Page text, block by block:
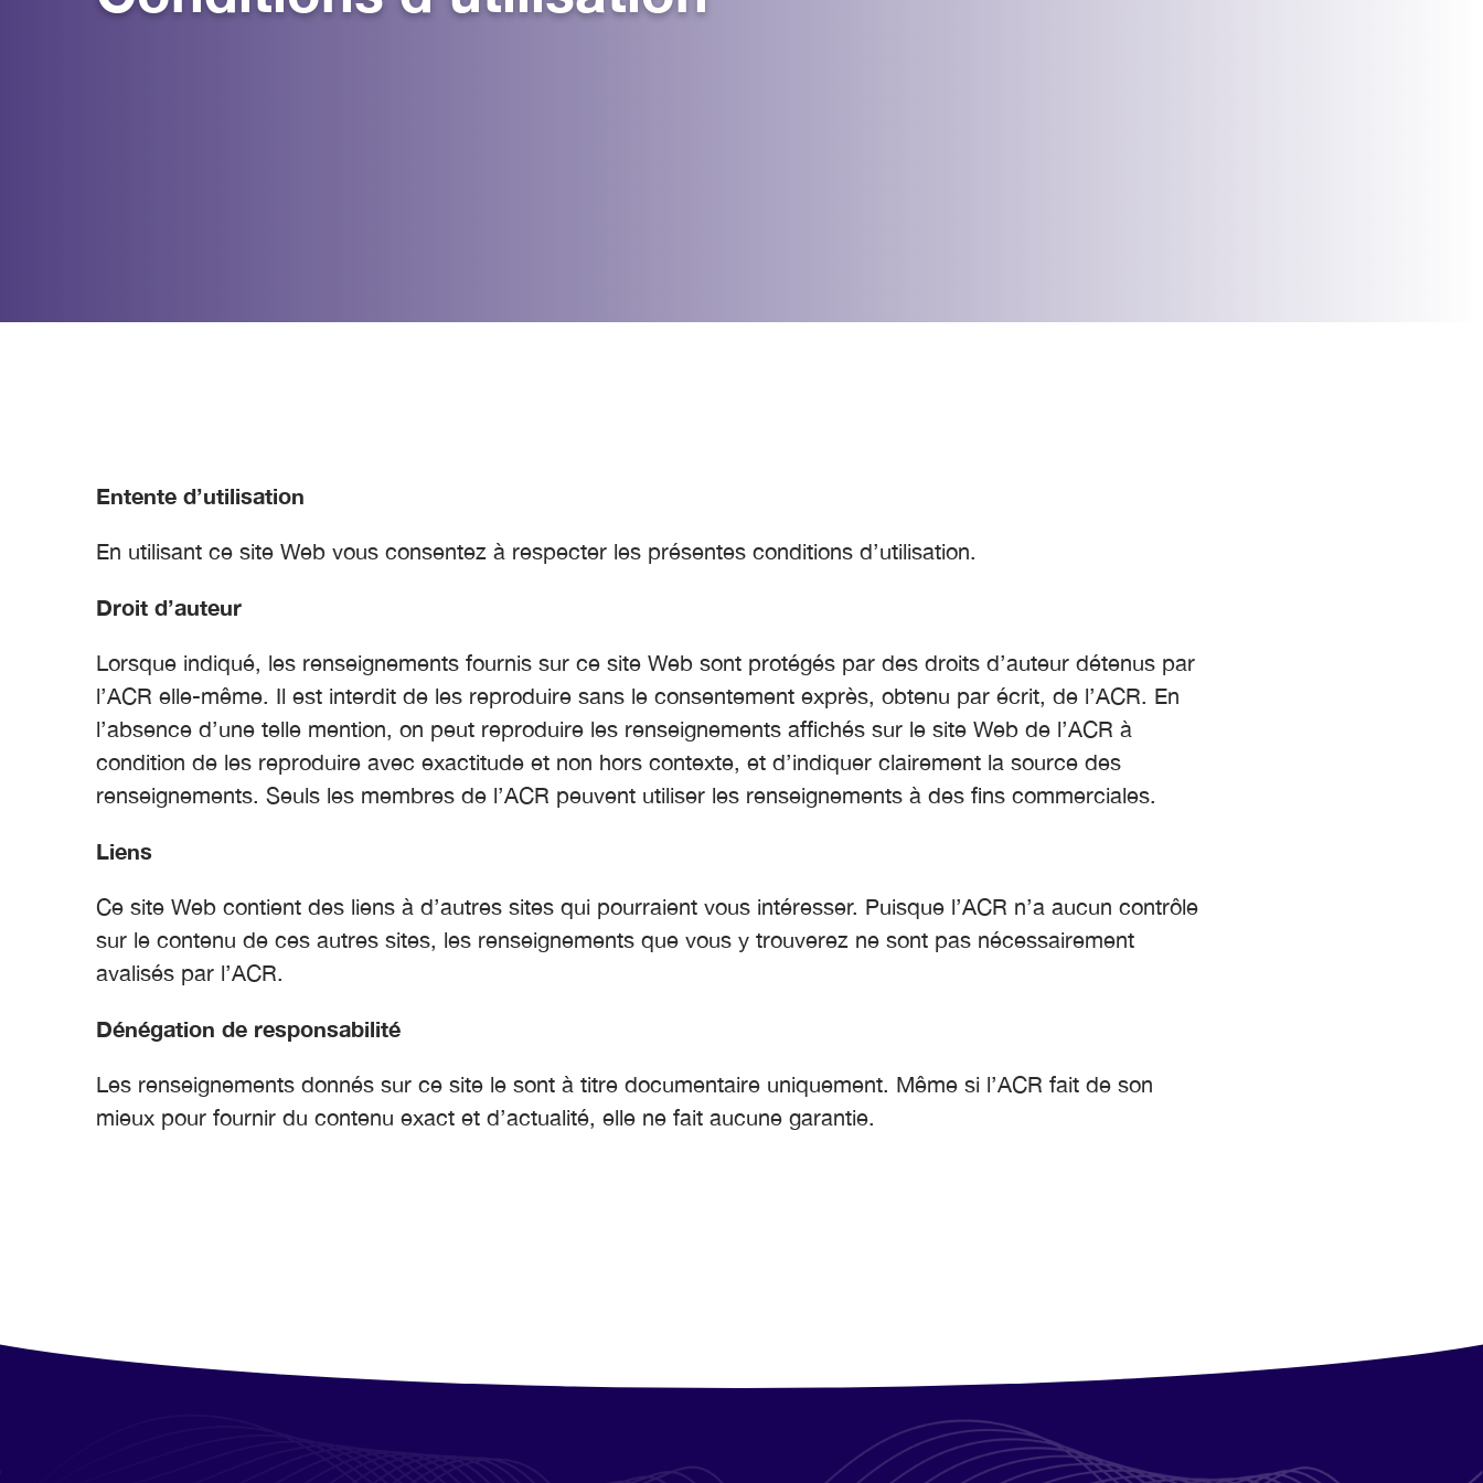
Entente d’utilisation
En utilisant ce site Web vous consentez à respecter les présentes conditions d’utilisation.
Droit d’auteur
Lorsque indiqué, les renseignements fournis sur ce site Web sont protégés par des droits d’auteur détenus par
l’ACR elle-même. Il est interdit de les reproduire sans le consentement exprès, obtenu par écrit, de l’ACR. En
l’absence d’une telle mention, on peut reproduire les renseignements affichés sur le site Web de l’ACR à
condition de les reproduire avec exactitude et non hors contexte, et d’indiquer clairement la source des
renseignements. Seuls les membres de l’ACR peuvent utiliser les renseignements à des fins commerciales.
Liens
Ce site Web contient des liens à d’autres sites qui pourraient vous intéresser. Puisque l’ACR n’a aucun contrôle
sur le contenu de ces autres sites, les renseignements que vous y trouverez ne sont pas nécessairement
avalisés par l’ACR.
Dénégation de responsabilité
Les renseignements donnés sur ce site le sont à titre documentaire uniquement. Même si l’ACR fait de son
mieux pour fournir du contenu exact et d’actualité, elle ne fait aucune garantie.